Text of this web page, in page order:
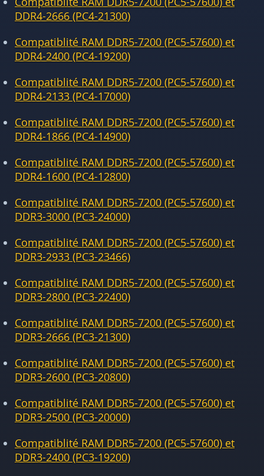
DDR4-2666 (PC4-21300)
Compatiblité RAM DDR5-7200 (PC5-57600) et
DDR4-2400 (PC4-19200)
Compatiblité RAM DDR5-7200 (PC5-57600) et
DDR4-2133 (PC4-17000)
Compatiblité RAM DDR5-7200 (PC5-57600) et
DDR4-1866 (PC4-14900)
Compatiblité RAM DDR5-7200 (PC5-57600) et
DDR4-1600 (PC4-12800)
Compatiblité RAM DDR5-7200 (PC5-57600) et
DDR3-3000 (PC3-24000)
Compatiblité RAM DDR5-7200 (PC5-57600) et
DDR3-2933 (PC3-23466)
Compatiblité RAM DDR5-7200 (PC5-57600) et
DDR3-2800 (PC3-22400)
Compatiblité RAM DDR5-7200 (PC5-57600) et
DDR3-2666 (PC3-21300)
Compatiblité RAM DDR5-7200 (PC5-57600) et
DDR3-2600 (PC3-20800)
Compatiblité RAM DDR5-7200 (PC5-57600) et
DDR3-2500 (PC3-20000)
Compatiblité RAM DDR5-7200 (PC5-57600) et
DDR3-2400 (PC3-19200)